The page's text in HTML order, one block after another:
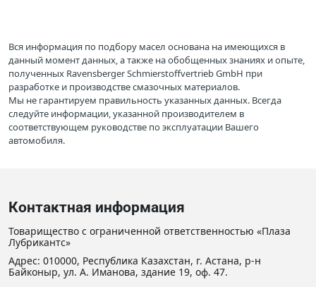
Вся информация по подбору масел основана на имеющихся в
данный момент данных, а также на обобщенных знаниях и опыте,
полученных Ravensberger Schmierstoffvertrieb GmbH при
разработке и производстве смазочных материалов.
Мы не гарантируем правильность указанных данных. Всегда
следуйте информации, указанной производителем в
соответствующем руководстве по эксплуатации Вашего
автомобиля.
Контактная информация
Товарищество с ограниченной ответственностью «Плаза
Лубрикантс»
Адрес: 010000, Республика Казахстан, г. Астана, р-н
Байконыр, ул. А. Иманова, здание 19, оф. 47.